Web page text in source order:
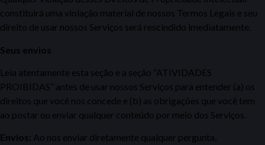
constituirá uma violação material de nossos Termos Legais e seu
direito de usar nossos Serviços será rescindido imediatamente.
Seus envios
Leia atentamente esta seção e a seção “ATIVIDADES
PROIBIDAS” antes de usar nossos Serviços para entender (a) os
direitos que você nos concede e (b) as obrigações que você tem
ao postar ou enviar qualquer conteúdo por meio dos Serviços.
Envios: Ao nos enviar diretamente qualquer pergunta,